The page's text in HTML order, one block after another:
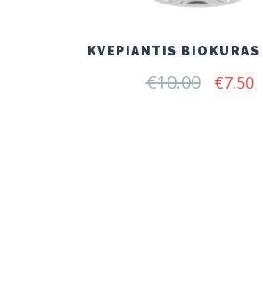
KVEPIANTIS BIOKURAS
€10.00 Original
€7.50